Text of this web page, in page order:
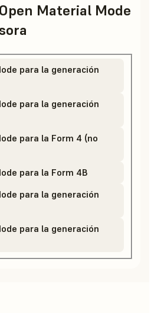
Material Mode
para la generación
para la generación
para la Form 4 (no
para la Form 4B
para la generación
para la generación